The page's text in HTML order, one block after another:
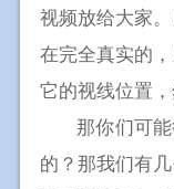
视频放给大家
在完全真实的
它的视线位置
那你们可
的？那我们有